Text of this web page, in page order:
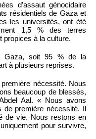
d’assaut génocidaire
résidentiels de Gaza et
les universités, ont été
1,5 % des terres
propices à la culture.
Gaza, soit 95 % de la
à plusieurs reprises.
nécessité. Nous
beaucoup de blessés,
Aal. « Nous avons
de première nécessité. Il
de vie. Nous restons en
pour survivre,